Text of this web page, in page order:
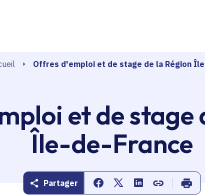
Offres d'emploi et de stage de la Région
et de stage
Île-de-France
Partager Partager sur Facebook
Partager sur Twitter
Partager surCopier dans